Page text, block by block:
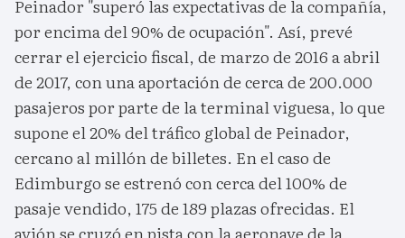
Peinador "superó las expectativas de la compañía,
por encima del 90% de ocupación". Así, prevé
cerrar el ejercicio fiscal, de marzo de 2016 a abril
de 2017, con una aportación de cerca de 200.000
pasajeros por parte de la terminal viguesa, lo que
supone el 20% del tráfico global de Peinador,
cercano al millón de billetes. En el caso de
Edimburgo se estrenó con cerca del 100% de
pasaje vendido, 175 de 189 plazas ofrecidas. El